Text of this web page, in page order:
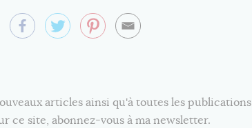
articles ainsi qu'à toutes les publications
ce site, abonnez-vous à ma newsletter.